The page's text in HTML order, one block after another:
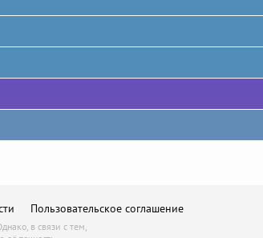
Пользовательское соглашение
в связи с тем,